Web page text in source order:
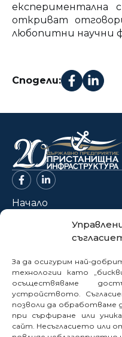
За да осигурим най-
технологии като
осъществяваме
устройството.
позволи да обработваме
при сърфиране или
сайт. Несъгласието или
експериментална
откриват
любопитни научни
Сподели:
Начало
Новини
Нормативна база
Електронни услуги
Профил на купувача
Кариери